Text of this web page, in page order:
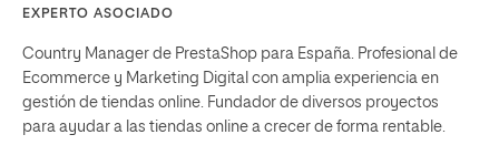
EXPERTO ASOCIADO
Country Manager de PrestaShop para España. Profesional de
Ecommerce y Marketing Digital con amplia experiencia en
gestión de tiendas online. Fundador de diversos proyectos
para ayudar a las tiendas online a crecer de forma rentable.